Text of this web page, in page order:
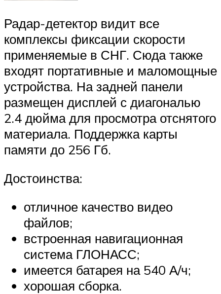
Радар-детектор видит все
комплексы фиксации скорости
применяемые в СНГ. Сюда также
входят портативные и маломощные
устройства. На задней панели
размещен дисплей с диагональю
2.4 дюйма для просмотра отснятого
материала. Поддержка карты
памяти до 256 Гб.
Достоинства:
отличное качество видео
файлов;
встроенная навигационная
система ГЛОНАСС;
имеется батарея на 540 А/ч;
хорошая сборка.